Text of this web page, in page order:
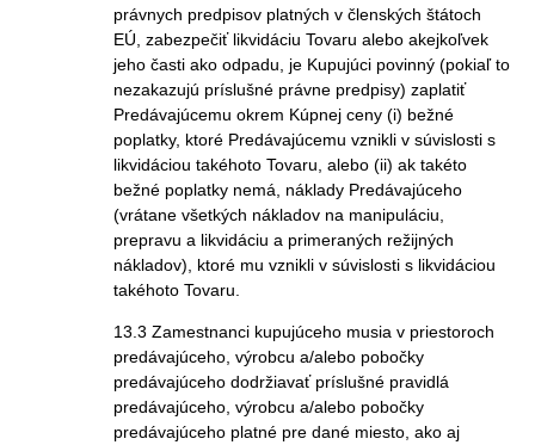
právnych predpisov platných v členských štátoch
EÚ, zabezpečiť likvidáciu Tovaru alebo akejkoľvek
jeho časti ako odpadu, je Kupujúci povinný (pokiaľ to
nezakazujú príslušné právne predpisy) zaplatiť
Predávajúcemu okrem Kúpnej ceny (i) bežné
poplatky, ktoré Predávajúcemu vznikli v súvislosti s
likvidáciou takéhoto Tovaru, alebo (ii) ak takéto
bežné poplatky nemá, náklady Predávajúceho
(vrátane všetkých nákladov na manipuláciu,
prepravu a likvidáciu a primeraných režijných
nákladov), ktoré mu vznikli v súvislosti s likvidáciou
takéhoto Tovaru.
13.3 Zamestnanci kupujúceho musia v priestoroch
predávajúceho, výrobcu a/alebo pobočky
predávajúceho dodržiavať príslušné pravidlá
predávajúceho, výrobcu a/alebo pobočky
predávajúceho platné pre dané miesto, ako aj